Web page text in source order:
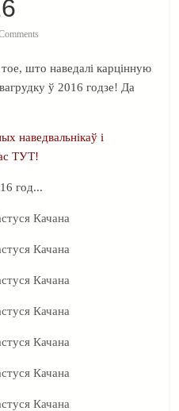
што наведалі карцінную
ў 2016 годзе! Да
наведвальнікаў і
ТУТ!
год...